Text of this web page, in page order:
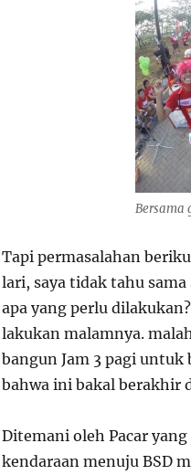
Bersama
Tapi permasalahan
lari, saya tidak tahu
apa yang perlu
lakukan malamnya.
bangun Jam 3 pagi untuk
bahwa ini bakal berakhir
Ditemani oleh Pacar
kendaraan menuju BSD